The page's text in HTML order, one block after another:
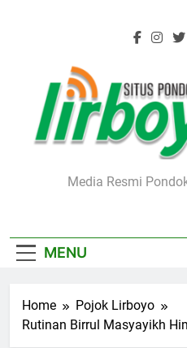
Media Resmi
MENU
Home
Pojok Lirboyo
Rutinan Birrul Masyayikh